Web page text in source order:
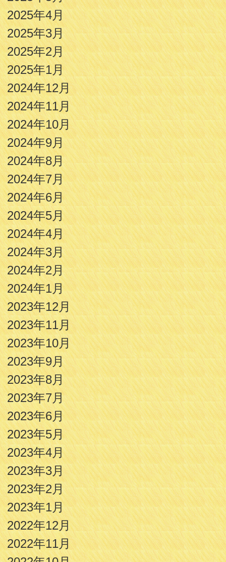
2025年4月
2025年3月
2025年2月
2025年1月
2024年12月
2024年11月
2024年10月
2024年9月
2024年8月
2024年7月
2024年6月
2024年5月
2024年4月
2024年3月
2024年2月
2024年1月
2023年12月
2023年11月
2023年10月
2023年9月
2023年8月
2023年7月
2023年6月
2023年5月
2023年4月
2023年3月
2023年2月
2023年1月
2022年12月
2022年11月